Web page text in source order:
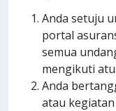
Anda setuju
portal
semua
mengikuti
Anda
atau